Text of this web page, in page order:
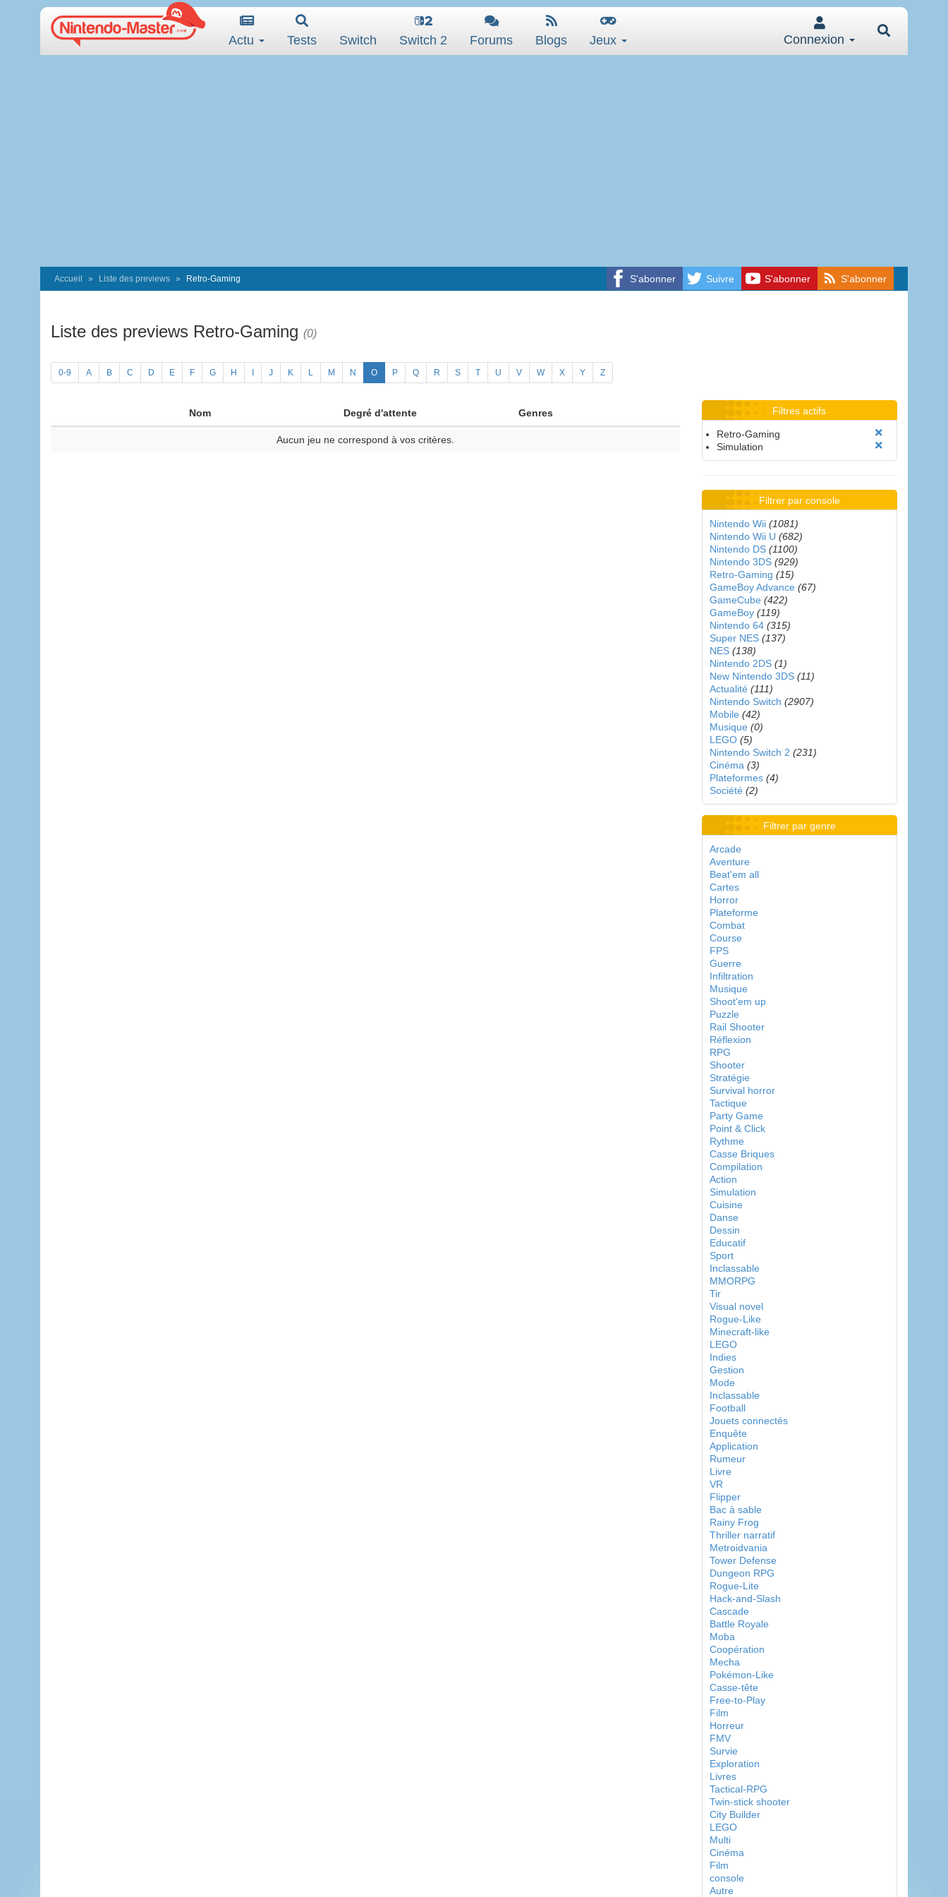
Actu Tests Switch Switch 2 Forums Blogs Jeux Connexion
S'abonner Suivre S'abonner S'abonner
Accueil Liste des previews Retro-Gaming
Liste des previews Retro-Gaming (0)
0-9 A B C D E F G H J K L M N O P Q R S T U V W X Y Z
Nom Degré d'attente Genres
Aucun jeu ne correspond à vos critères.
Filtres actifs
Retro-Gaming
Simulation
Filtrer par console
Nintendo Wii (1081)
Nintendo Wii U (682)
Nintendo DS (1100)
Nintendo 3DS (929)
Retro-Gaming (15)
GameBoy Advance (67)
GameCube (422)
GameBoy (119)
Nintendo 64 (315)
Super NES (137)
NES (138)
Nintendo 2DS (1)
New Nintendo 3DS (11)
Actualité (111)
Nintendo Switch (2907)
Mobile (42)
Musique (0)
LEGO (5)
Nintendo Switch 2 (231)
Cinéma (3)
Plateformes (4)
Société (2)
Filtrer par genre
Arcade
Aventure
Beat'em all
Cartes
Horror
Plateforme
Combat
Course
FPS
Guerre
Infiltration
Musique
Shoot'em up
Puzzle
Rail Shooter
Réflexion
RPG
Shooter
Stratégie
Survival horror
Tactique
Party Game
Point & Click
Rythme
Casse Briques
Compilation
Action
Simulation
Cuisine
Danse
Dessin
Educatif
Sport
Inclassable
MMORPG
Tir
Visual novel
Rogue-Like
Minecraft-like
LEGO
Indies
Gestion
Mode
Inclassable
Football
Jouets connectés
Enquête
Application
Rumeur
Livre
VR
Flipper
Bac à sable
Rainy Frog
Thriller narratif
Metroidvania
Tower Defense
Dungeon RPG
Rogue-Lite
Hack-and-Slash
Cascade
Battle Royale
Moba
Coopération
Mecha
Pokémon-Like
Casse-tête
Free-to-Play
Film
Horreur
FMV
Survie
Exploration
Livres
Tactical-RPG
Twin-stick shooter
City Builder
LEGO
Multi
Cinéma
Film
console
Autre